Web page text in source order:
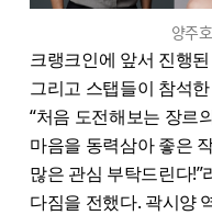
양주
크랭크인에 앞서 진행
그리고 스탭들이 참석한
“처음 도전해보는 장르
마음을 동력삼아 좋은
많은 관심 부탁드린다
다짐을 전했다. 곽시양